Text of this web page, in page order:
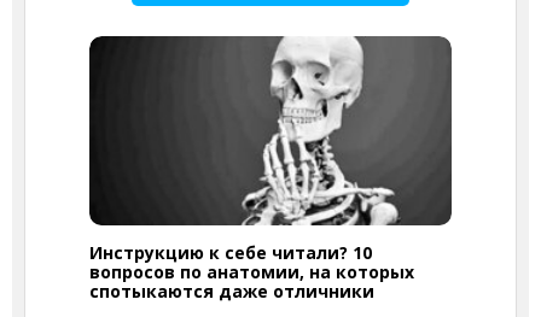
Инструкцию к себе читали? 10
вопросов по анатомии, на которых
спотыкаются даже отличники